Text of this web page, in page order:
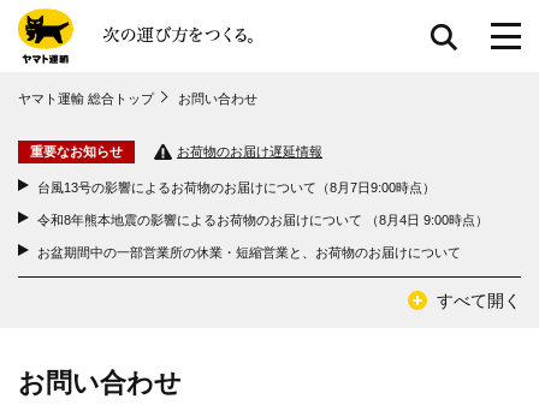
ページ本⽂に移動
フッターに移動
ヤマト運輸 総合トップ お問い合わせ
重要なお知らせ お荷物のお届け遅延情報
台風13号の影響によるお荷物のお届けについて（8月7日9:00時点）
令和8年熊本地震の影響によるお荷物のお届けについて （8月4日 9:00時点）
お盆期間中の一部営業所の休業・短縮営業と、お荷物のお届けについて
すべて開く
お問い合わせ